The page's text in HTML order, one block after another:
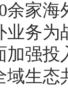
余家
业务
加强
生态